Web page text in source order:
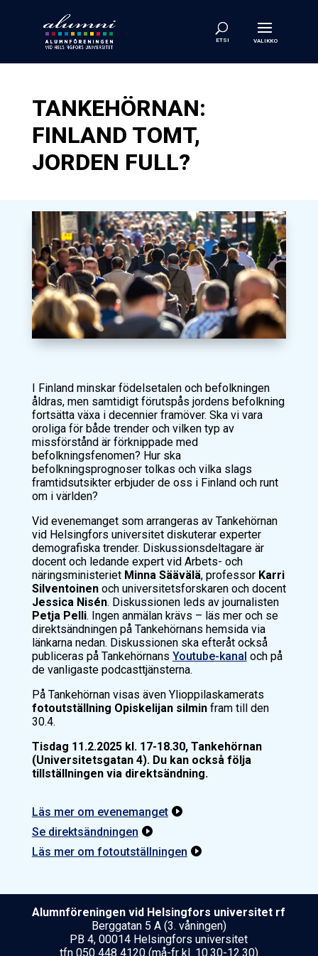
TANKEHÖRNAN:
FINLAND TOMT,
JORDEN FULL?
I Finland minskar födelsetalen och befolkningen
åldras, men samtidigt förutspås jordens befolkning
fortsätta växa i decennier framöver. Ska vi vara
oroliga för både trender och vilken typ av
missförstånd är förknippade med
befolkningsfenomen? Hur ska
befolkningsprognoser tolkas och vilka slags
framtidsutsikter erbjuder de oss i Finland och runt
om i världen?
Vid evenemanget som arrangeras av Tankehörnan
vid Helsingfors universitet diskuterar experter
demografiska trender. Diskussionsdeltagare är
docent och ledande expert vid Arbets- och
näringsministeriet Minna Säävälä, professor Karri
Silventoinenoch universitetsforskaren och docent
Jessica Nisén. Diskussionen leds av journalisten
Petja Pelli. Ingen anmälan krävs – läs mer och se
direktsändningen på Tankehörnans hemsida via
länkarna nedan. Diskussionen ska efteråt också
publiceras på Tankehörnans Youtube-kanal och på
de vanligaste podcasttjänsterna.
På Tankehörnan visas även Ylioppilaskamerats
fotoutställning Opiskelijan silminfram till den
30.4.
Tisdag 11.2.2025 kl. 17-18.30, Tankehörnan
(Universitetsgatan 4). Du kan också följa
tillställningen via direktsändning.
Läs mer om evenemanget 
Se direktsändningen 
Läs mer om fotoutställningen 
Alumnföreningen vid Helsing­fors uni­ver­si­tet rf
Berggatan 5 A (3. våningen)
PB 4, 00014 Helsingfors universitet
tfn 050 448 4120 (må-fr kl. 10.30-12.30)